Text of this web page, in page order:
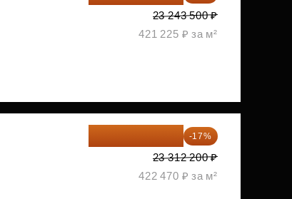
23 243 500 ₽
421 225 ₽ за м²
-17%
23 312 200 ₽
422 470 ₽ за м²